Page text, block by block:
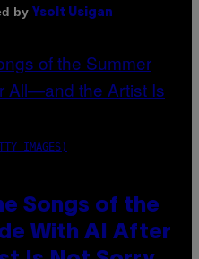
by Ysolt Usigan
IMAGES)
Songs of the
With AI After